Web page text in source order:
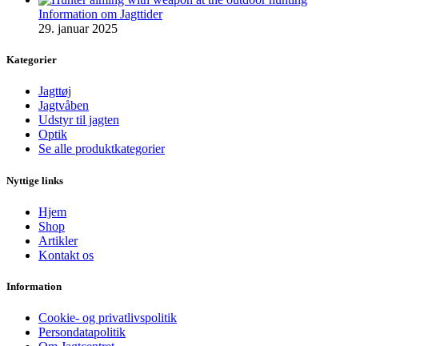
Information om Jagttider
29. januar 2025
Kategorier
Jagttøj
Jagtvåben
Udstyr til jagten
Optik
Se alle produktkategorier
Nyttige links
Hjem
Shop
Artikler
Kontakt os
Information
Cookie- og privatlivspolitik
Persondatapolitik